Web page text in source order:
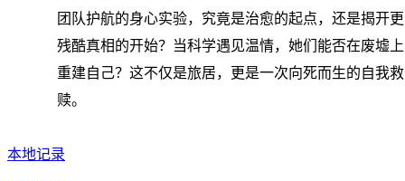
团队护航的身心实验，究竟是治愈的起点，还是揭开更
残酷真相的开始？当科学遇见温情，她们能否在废墟上
重建自己？这不仅是旅居，更是一次向死而生的自我救
赎。
本地记录